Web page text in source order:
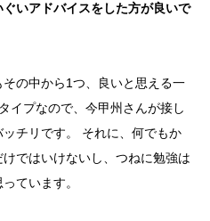
いアドバイスをした方が良いで
の中から1つ、良いと思える一
イプなので、今甲州さんが接し
チリです。 それに、何でもか
ではいけないし、つねに勉強は
ています。